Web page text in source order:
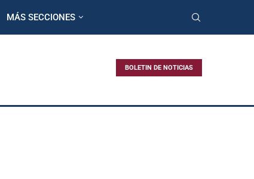
MÁS SECCIONES
BOLETIN DE NOTICIAS